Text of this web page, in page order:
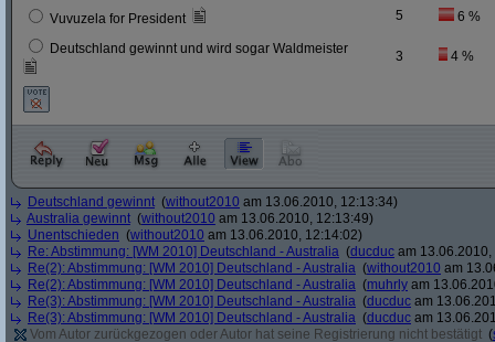
Vuvuzela for President 5 6 %
Deutschland gewinnt und wird sogar Waldmeister 3 4 %
Deutschland gewinnt (without2010 am 13.06.2010, 12:13:34)
Australia gewinnt (without2010 am 13.06.2010, 12:13:49)
Unentschieden (without2010 am 13.06.2010, 12:14:02)
Re: Abstimmung: [WM 2010] Deutschland - Australia (ducduc am
Re(2): Abstimmung: [WM 2010] Deutschland - Australia (without2010 am
Re(2): Abstimmung: [WM 2010] Deutschland - Australia (muhrly am
Re(3): Abstimmung: [WM 2010] Deutschland - Australia (ducduc am
Re(3): Abstimmung: [WM 2010] Deutschland - Australia (ducduc am
Vom Autor zurückgezogen oder Autor hat seine Registrierung nicht bestätigt (